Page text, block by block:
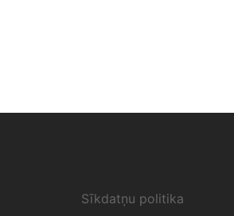
Sīkdatņu politika